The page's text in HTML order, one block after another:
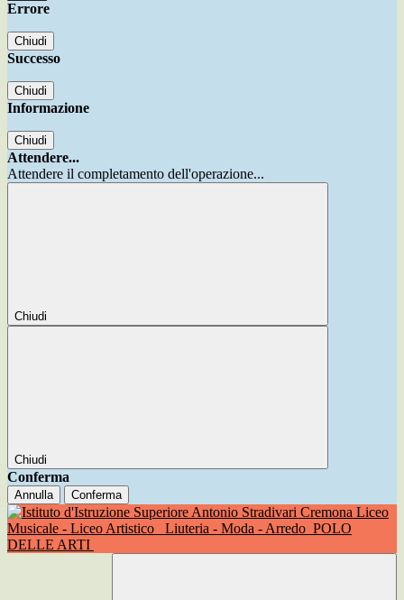
Errore
Chiudi
Successo
Chiudi
Informazione
Chiudi
Attendere...
Attendere il completamento dell'operazione...
Chiudi
Chiudi
Conferma
Annulla Conferma
Liceo
Musicale - Liceo Artistico
Liuteria - Moda - Arredo POLO
DELLE ARTI